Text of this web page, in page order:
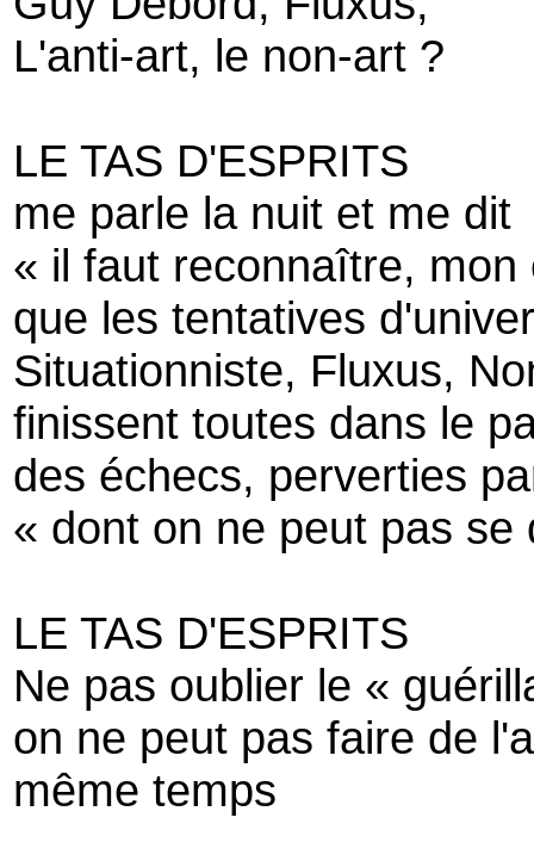
L'anti-art, le non-art ?
LE TAS D'ESPRITS
me parle la nuit et me dit
« il faut reconnaître, mon
que les tentatives
Situationniste, Fluxus,
finissent toutes dans le
des échecs, perverties
« dont on ne peut pas se
LE TAS D'ESPRITS
Ne pas oublier le «
on ne peut pas faire de
même temps